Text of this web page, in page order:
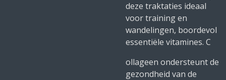
deze traktaties ideaal
voor training en
wandelingen, boordevol
essentiële vitamines. C
ollageen ondersteunt de
gezondheid van de